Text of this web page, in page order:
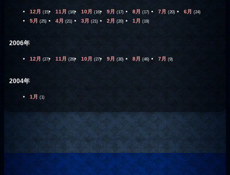
12月 (15) 11月 (16) 10月 (16) 9月 (17) 8月 (17) 7月 (20) 6月 (24)
5月 (25) 4月 (21) 3月 (21) 2月 (20) 1月 (19)
2006年
12月 (27) 11月 (26) 10月 (27) 9月 (30) 8月 (46) 7月 (9)
2004年
1月 (1)